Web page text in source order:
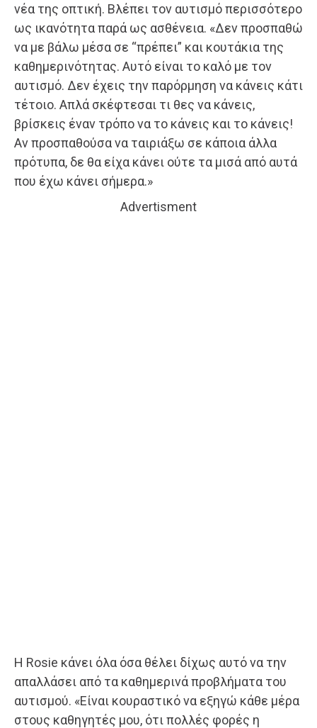
νέα της οπτική. Βλέπει τον αυτισμό περισσότερο
ως ικανότητα παρά ως ασθένεια. «Δεν προσπαθώ
να με βάλω μέσα σε “πρέπει” και κουτάκια της
καθημερινότητας. Αυτό είναι το καλό με τον
αυτισμό. Δεν έχεις την παρόρμηση να κάνεις κάτι
τέτοιο. Απλά σκέφτεσαι τι θες να κάνεις,
βρίσκεις έναν τρόπο να το κάνεις και το κάνεις!
Αν προσπαθούσα να ταιριάξω σε κάποια άλλα
πρότυπα, δε θα είχα κάνει ούτε τα μισά από αυτά
που έχω κάνει σήμερα.»
Advertisment
Η Rosie κάνει όλα όσα θέλει δίχως αυτό να την
απαλλάσει από τα καθημερινά προβλήματα του
αυτισμού. «Είναι κουραστικό να εξηγώ κάθε μέρα
στους καθηγητές μου, ότι πολλές φορές η